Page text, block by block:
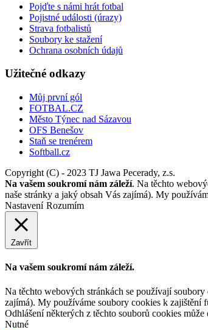
Pojďte s námi hrát fotbal
Pojistné události (úrazy)
Strava fotbalistů
Soubory ke stažení
Ochrana osobních údajů
Užitečné odkazy
Můj první gól
FOTBAL.CZ
Město Týnec nad Sázavou
OFS Benešov
Staň se trenérem
Softball.cz
Copyright (C) - 2023 TJ Jawa Pecerady, z.s.
Na vašem soukromí nám záleží. Na těchto
naše stránky a jaký obsah Vás zajímá). My
Nastavení Rozumím
Zavřít
Na vašem soukromí nám záleží.
Na těchto webových stránkách se používají
zajímá). My používáme soubory cookies k zajištění
Odhlášení některých z těchto souborů cookies
Nutné